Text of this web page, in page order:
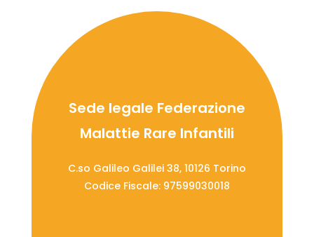
Sede legale Federazione
Malattie Rare Infantili
C.so Galileo Galilei 38, 10126 Torino
Codice Fiscale: 97599030018